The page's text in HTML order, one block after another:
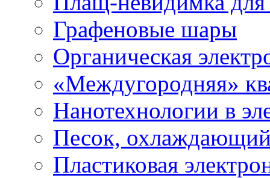
Графеновые шары
Органическая
«Междугородняя»
Нанотехнологии в
Песок, охлаждающий
Пластиковая